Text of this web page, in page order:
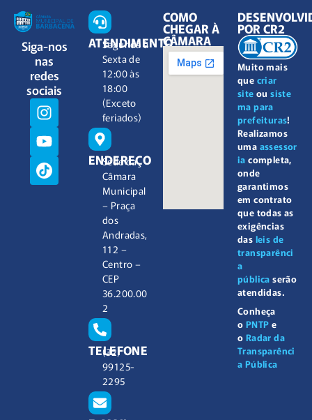
Siga-nos
nas
redes
sociais
ATENDIMENTO
Segunda à
Sexta de
12:00 às
18:00
(Exceto
feriados)
ENDEREÇO
Sede da
Câmara
Municipal
– Praça
dos
Andradas,
112 –
Centro –
CEP
36.200.00
2
TELEFONE
(32)
99125-
2295
COMO
CHEGAR À
CÂMARA
Muito mais
que criar
site ousiste
ma para
prefeituras!
Realizamos
uma assessor
ia completa,
onde
garantimos
em contrato
que todas as
exigências
das leis de
transparênci
a
pública serão
atendidas.
Conheça
o PNTP e
o Radar da
Transparênci
a Pública
POR CR2